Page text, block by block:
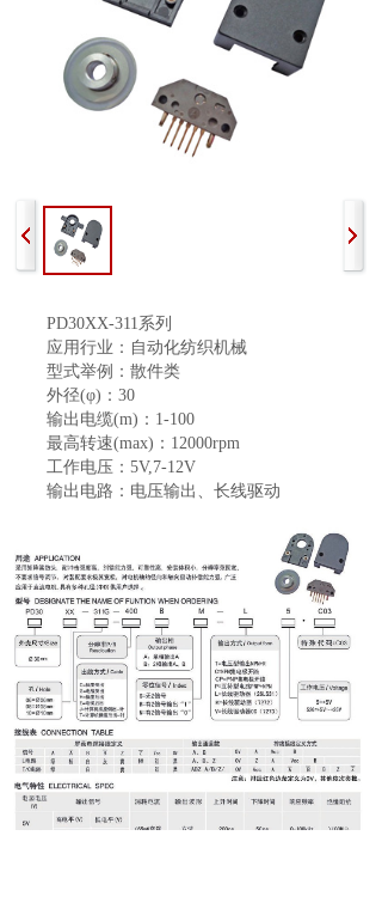
PD30XX-311系列
应用行业：自动化纺织机械
型式举例：散件类
外径(φ)：30
输出电缆(m)：1-100
最高转速(max)：12000rpm
工作电压：5V,7-12V
输出电路：电压输出、长线驱动